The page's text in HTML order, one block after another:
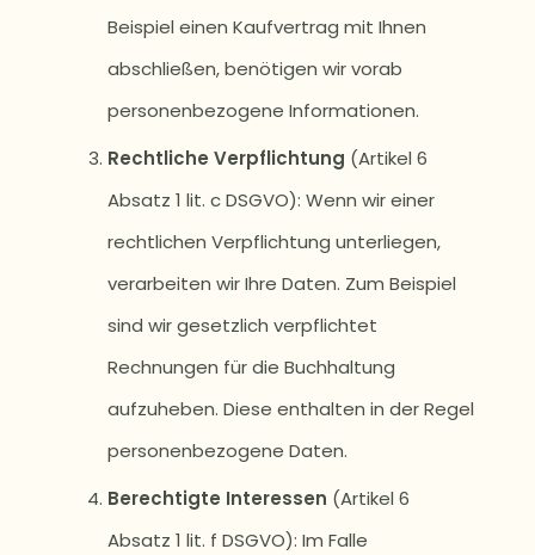
Beispiel einen Kaufvertrag mit Ihnen
abschließen, benötigen wir vorab
personenbezogene Informationen.
Rechtliche Verpflichtung (Artikel 6
Absatz 1 lit. c DSGVO): Wenn wir einer
rechtlichen Verpflichtung unterliegen,
verarbeiten wir Ihre Daten. Zum Beispiel
sind wir gesetzlich verpflichtet
Rechnungen für die Buchhaltung
aufzuheben. Diese enthalten in der Regel
personenbezogene Daten.
Berechtigte Interessen (Artikel 6
Absatz 1 lit. f DSGVO): Im Falle